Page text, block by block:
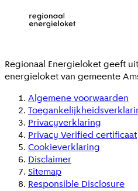
Regionaal Energieloketgeeft
energieloket van gemeente
Algemene voorwaarden
Privacyverklaring
Privacy Verified certificaat
Cookieverklaring
Disclaimer
Sitemap
Responsible Disclosure